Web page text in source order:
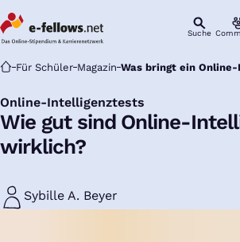
Suche
Startseite
Für Schüler Magazin Was bringt ein
Online-Intelligenztests
:
Wie gut sind Online-
wirklich?
Sybille A. Beyer